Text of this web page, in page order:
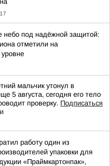
небо под надёжной защитой:
отметили на
мальчик утонул в
5 августа, сегодня его тело
проверку. Подписаться
работу один из
упаковки для
«Праймкартонпак»,